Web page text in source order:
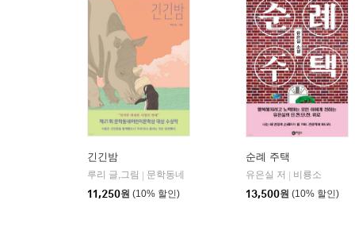
긴긴밤
루리 글,그림
문학동네
11,250원 (10% 할인)
순례 주택
유은실 저
비룡소
13,500원 (10% 할인)